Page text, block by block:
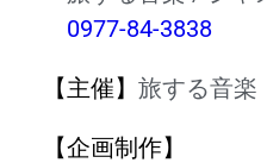
0977-84-3838
【主催】 旅する音楽
【企画制作】